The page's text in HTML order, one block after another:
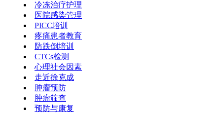
冷冻治疗护理
医院感染管理
PICC培训
疼痛患者教育
防跌倒培训
CTCs检测
心理社会因素
走近徐克成
肿瘤预防
肿瘤筛查
预防与康复